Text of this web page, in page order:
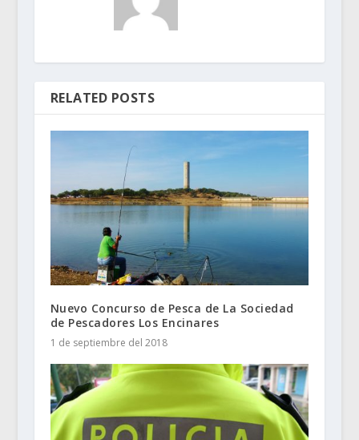
RELATED POSTS
Nuevo Concurso de Pesca de La Sociedad
de Pescadores Los Encinares
1 de septiembre del 2018